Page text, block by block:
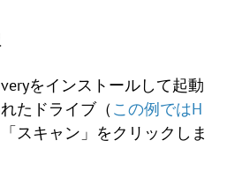
をインストールして起動
たドライブ（ この例ではH
スキャン」をクリックしま